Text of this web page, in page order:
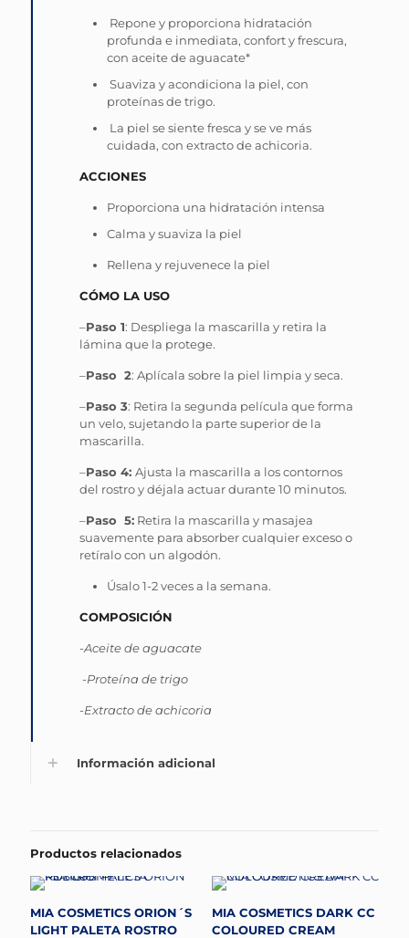
Repone y proporciona hidratación
profunda e inmediata, confort y frescura,
con aceite de aguacate*
Suaviza y acondiciona la piel, con
proteínas de trigo.
La piel se siente fresca y se ve más
cuidada, con extracto de achicoria.
ACCIONES
Proporciona una hidratación intensa
Calma y suaviza la piel
Rellena y rejuvenece la piel
CÓMO LA USO
–Paso 1: Despliega la mascarilla y retira la
lámina que la protege.
–Paso 2: Aplícala sobre la piel limpia y seca.
–Paso 3: Retira la segunda película que forma
un velo, sujetando la parte superior de la
mascarilla.
–Paso 4:Ajusta la mascarilla a los contornos
del rostro y déjala actuar durante 10 minutos.
–Paso 5: Retira la mascarilla y masajea
suavemente para absorber cualquier exceso o
retíralo con un algodón.
Úsalo 1-2 veces a la semana.
COMPOSICIÓN
-Aceite de aguacate
-Proteína de trigo
-Extracto de achicoria
Información adicional
Productos relacionados
MIA COSMETICS ORION´S
LIGHT PALETA ROSTRO
MIA COSMETICS DARK CC
COLOURED CREAM